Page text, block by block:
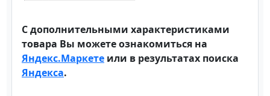
С дополнительными характеристиками
товара Вы можете ознакомиться на
Яндекс.Маркете или в результатах поиска
Яндекса.